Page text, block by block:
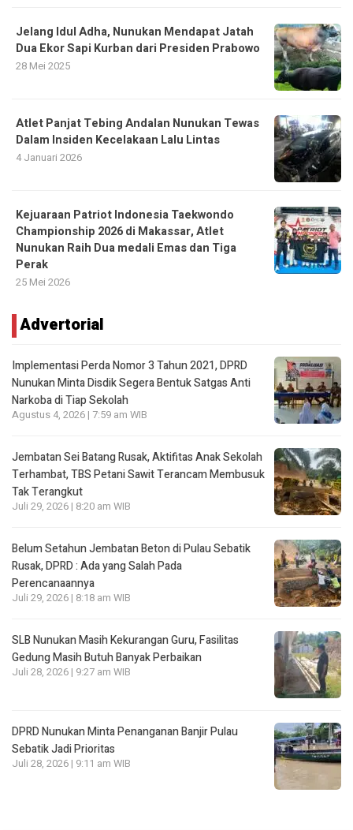
Jelang Idul Adha, Nunukan Mendapat Jatah
Dua Ekor Sapi Kurban dari Presiden Prabowo
28 Mei 2025
Atlet Panjat Tebing Andalan Nunukan Tewas
Dalam Insiden Kecelakaan Lalu Lintas
4 Januari 2026
Kejuaraan Patriot Indonesia Taekwondo
Championship 2026 di Makassar, Atlet
Nunukan Raih Dua medali Emas dan Tiga
Perak
25 Mei 2026
Advertorial
Implementasi Perda Nomor 3 Tahun 2021, DPRD
Nunukan Minta Disdik Segera Bentuk Satgas Anti
Narkoba di Tiap Sekolah
Agustus 4, 2026 | 7:59 am WIB
Jembatan Sei Batang Rusak, Aktifitas Anak Sekolah
Terhambat, TBS Petani Sawit Terancam Membusuk
Tak Terangkut
Juli 29, 2026 | 8:20 am WIB
Belum Setahun Jembatan Beton di Pulau Sebatik
Rusak, DPRD : Ada yang Salah Pada
Perencanaannya
Juli 29, 2026 | 8:18 am WIB
SLB Nunukan Masih Kekurangan Guru, Fasilitas
Gedung Masih Butuh Banyak Perbaikan
Juli 28, 2026 | 9:27 am WIB
DPRD Nunukan Minta Penanganan Banjir Pulau
Sebatik Jadi Prioritas
Juli 28, 2026 | 9:11 am WIB